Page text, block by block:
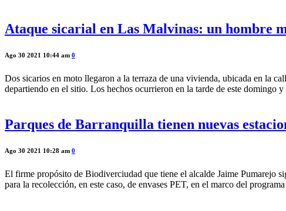
Ataque sicarial en Las Malvinas: un hombre
Ago 30 2021 10:44 am 0
Dos sicarios en moto llegaron a la terraza de una vivienda, ubicada en la
departiendo en el sitio. Los hechos ocurrieron en la tarde de este domingo
Parques de Barranquilla tienen nuevas
Ago 30 2021 10:28 am 0
El firme propósito de Biodiverciudad que tiene el alcalde Jaime Pumarejo
para la recolección, en este caso, de envases PET, en el marco del